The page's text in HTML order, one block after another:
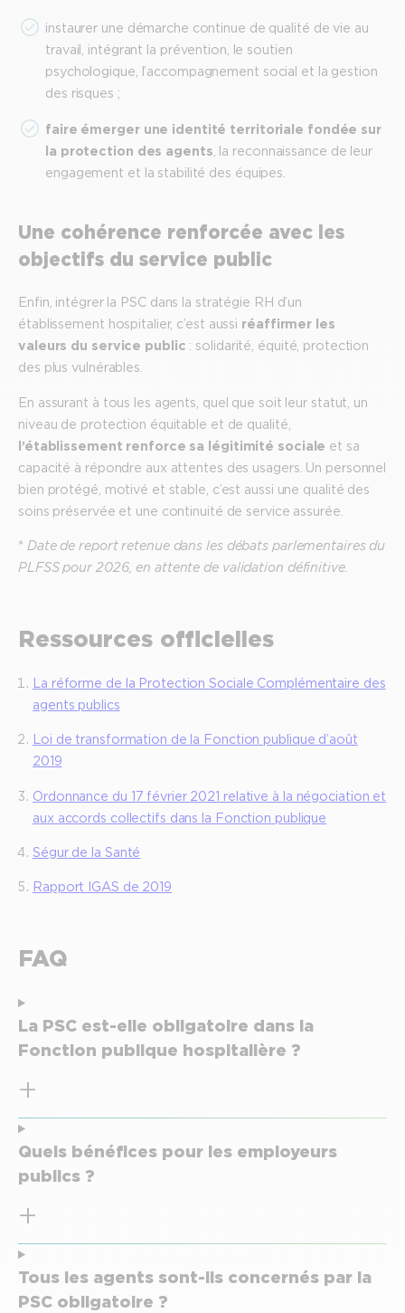
instaurer une démarche continue de qualité de vie au
travail, intégrant la prévention, le soutien
psychologique, l’accompagnement social et la gestion
des risques ;
faire émerger une identité territoriale fondée sur
la protection des agents , la reconnaissance de leur
engagement et la stabilité des équipes.
Une cohérence renforcée avec les
objectifs du service public
Enfin, intégrer la PSC dans la stratégie RH d’un
établissement hospitalier, c’est aussi réaffirmer les
valeurs du service public : solidarité, équité, protection
des plus vulnérables.
En assurant à tous les agents, quel que soit leur statut, un
niveau de protection équitable et de qualité,
l’établissement renforce sa légitimité sociale et sa
capacité à répondre aux attentes des usagers. Un personnel
bien protégé, motivé et stable, c’est aussi une qualité des
soins préservée et une continuité de service assurée.
* Date de report retenue dans les débats parlementaires du
PLFSS pour 2026, en attente de validation définitive.
Ressources officielles
La réforme de la Protection Sociale Complémentaire des
agents publics
Loi de transformation de la Fonction publique d’août
2019
Ordonnance du 17 février 2021 relative à la négociation et
aux accords collectifs dans la Fonction publique
Ségur de la Santé
Rapport IGAS de 2019
FAQ
La PSC est-elle obligatoire dans la
Fonction publique hospitalière ?
Quels bénéfices pour les employeurs
publics ?
Tous les agents sont-ils concernés par la
PSC obligatoire ?